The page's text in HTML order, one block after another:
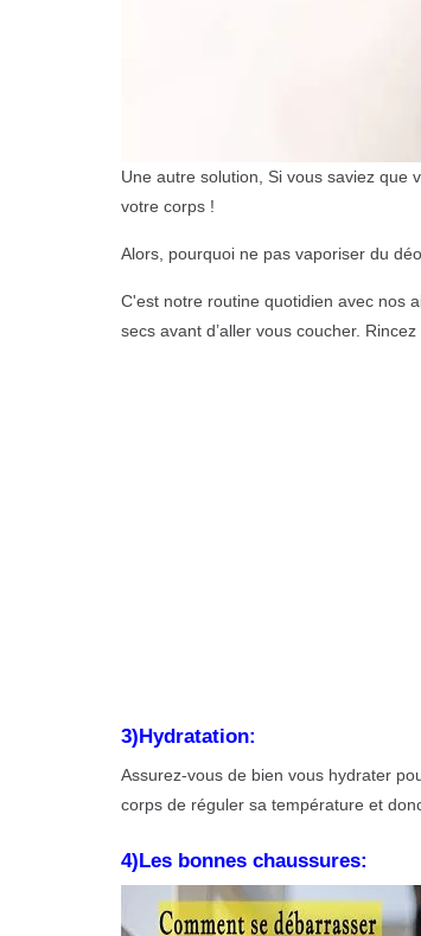
Une autre solution, Si vous saviez que
votre corps !
Alors, pourquoi ne pas vaporiser du
C'est notre routine quotidien avec nos
secs avant d’aller vous coucher.
3)Hydratation:
Assurez-vous de bien vous hydrater
corps de réguler sa température et
4)Les bonnes chaussures: